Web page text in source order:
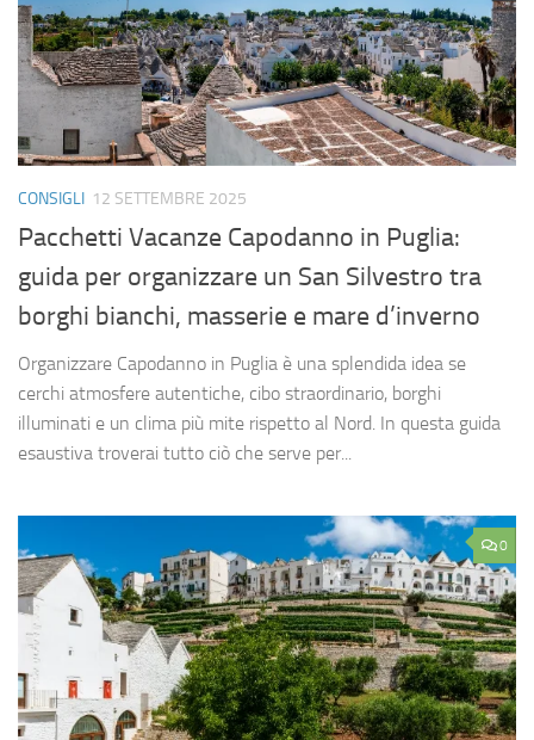
CONSIGLI 12 SETTEMBRE 2025
Pacchetti Vacanze Capodanno in Puglia:
guida per organizzare un San Silvestro tra
borghi bianchi, masserie e mare d’inverno
Organizzare Capodanno in Puglia è una splendida idea se
cerchi atmosfere autentiche, cibo straordinario, borghi
illuminati e un clima più mite rispetto al Nord. In questa guida
esaustiva troverai tutto ciò che serve per...
0